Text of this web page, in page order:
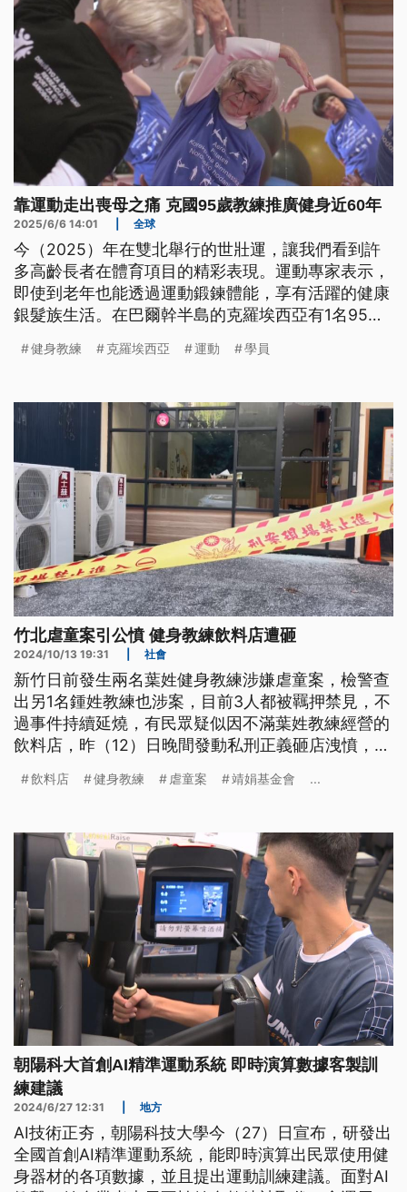
靠運動走出喪母之痛 克國95歲教練推廣健身近60年
2025/6/6 14:01 全球
今（2025）年在雙北舉行的世壯運，讓我們看到許
多高齡長者在體育項目的精彩表現。運動專家表示，
即使到老年也能透過運動鍛鍊體能，享有活躍的健康
銀髮族生活。在巴爾幹半島的克羅埃西亞有1名95歲
身體許可就會持續推動健身，讓自己和週圍的人都能
健身教練 克羅埃西亞 運動 學員
竹北虐童案引公憤 健身教練飲料店遭砸
2024/10/13 19:31 社會
新竹日前發生兩名葉姓健身教練涉嫌虐童案，檢警查
出另1名鍾姓教練也涉案，目前3人都被羈押禁見，不
過事件持續延燒，有民眾疑似因不滿葉姓教練經營的
飲料店，昨（12）日晚間發動私刑正義砸店洩憤，警
飲料店 健身教練 虐童案 靖娟基金會 ...
朝陽科大首創AI精準運動系統 即時演算數據客製訓
練建議
2024/6/27 12:31 地方
AI技術正夯，朝陽科技大學今（27）日宣布，研發出
全國首創AI精準運動系統，能即時演算出民眾使用健
身器材的各項數據，並且提出運動訓練建議。面對AI